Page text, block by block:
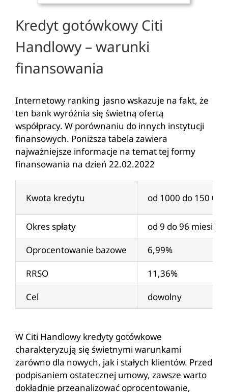
Kredyt gotówkowy Citi
Handlowy – warunki
finansowania
Internetowy ranking jasno wskazuje na fakt, że
ten bank wyróżnia się świetną ofertą
współpracy. W porównaniu do innych instytucji
finansowych. Poniższa tabela zawiera
najważniejsze informacje na temat tej formy
finansowania na dzień 22.02.2022
Kwota kredytu od 1000 do 150 000
Okres spłaty
od 9 do 96 miesięcy
Oprocentowanie bazowe
6,99%
RRSO
11,36%
Cel
dowolny
W Citi Handlowy kredyty gotówkowe
charakteryzują się świetnymi warunkami
zarówno dla nowych, jak i stałych klientów. Przed
podpisaniem ostatecznej umowy, zawsze warto
dokładnie przeanalizować oprocentowanie,